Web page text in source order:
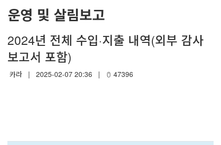
운영 및 살림보고
2024년 전체 수입·지출 내역(외부 감사
보고서 포함)
카라 | 2025-02-07 20:36 | 47396